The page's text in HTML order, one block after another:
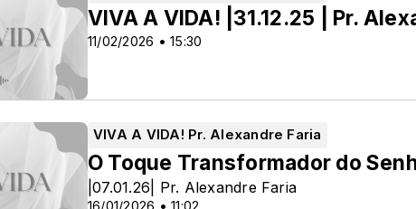
11/02/2026 • 15:30
VIVA A VIDA! |31.12.25 | Pr.
VIVA A VIDA! Pr. Alexandre Faria
16/01/2026 • 11:02
O Toque Transformador do
|07.01.26| Pr. Alexandre Faria